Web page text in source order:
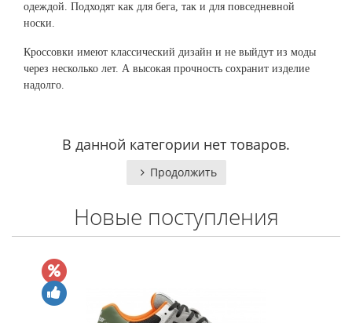
одеждой. Подходят как для бега, так и для повседневной
носки.
Кроссовки имеют классический дизайн и не выйдут из моды
через несколько лет. А высокая прочность сохранит изделие
надолго.
В данной категории нет товаров.
Продолжить
Новые поступления